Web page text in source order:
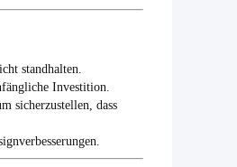
standhalten.
Investition.
sicherzustellen, dass